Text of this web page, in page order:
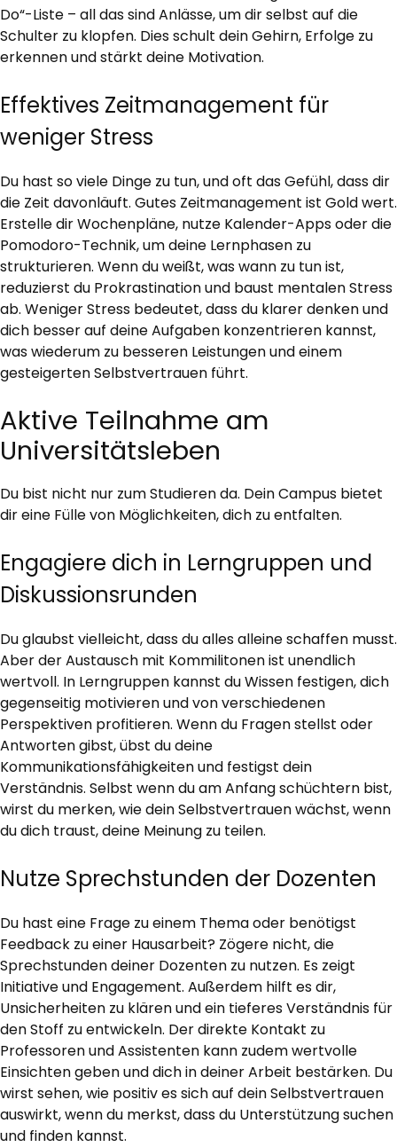
Do“-Liste – all das sind Anlässe, um dir selbst auf die
Schulter zu klopfen. Dies schult dein Gehirn, Erfolge zu
erkennen und stärkt deine Motivation.
Effektives Zeitmanagement für
weniger Stress
Du hast so viele Dinge zu tun, und oft das Gefühl, dass dir
die Zeit davonläuft. Gutes Zeitmanagement ist Gold wert.
Erstelle dir Wochenpläne, nutze Kalender-Apps oder die
Pomodoro-Technik, um deine Lernphasen zu
strukturieren. Wenn du weißt, was wann zu tun ist,
reduzierst du Prokrastination und baust mentalen Stress
ab. Weniger Stress bedeutet, dass du klarer denken und
dich besser auf deine Aufgaben konzentrieren kannst,
was wiederum zu besseren Leistungen und einem
gesteigerten Selbstvertrauen führt.
Aktive Teilnahme am
Universitätsleben
Du bist nicht nur zum Studieren da. Dein Campus bietet
dir eine Fülle von Möglichkeiten, dich zu entfalten.
Engagiere dich in Lerngruppen und
Diskussionsrunden
Du glaubst vielleicht, dass du alles alleine schaffen musst.
Aber der Austausch mit Kommilitonen ist unendlich
wertvoll. In Lerngruppen kannst du Wissen festigen, dich
gegenseitig motivieren und von verschiedenen
Perspektiven profitieren. Wenn du Fragen stellst oder
Antworten gibst, übst du deine
Kommunikationsfähigkeiten und festigst dein
Verständnis. Selbst wenn du am Anfang schüchtern bist,
wirst du merken, wie dein Selbstvertrauen wächst, wenn
du dich traust, deine Meinung zu teilen.
Nutze Sprechstunden der Dozenten
Du hast eine Frage zu einem Thema oder benötigst
Feedback zu einer Hausarbeit? Zögere nicht, die
Sprechstunden deiner Dozenten zu nutzen. Es zeigt
Initiative und Engagement. Außerdem hilft es dir,
Unsicherheiten zu klären und ein tieferes Verständnis für
den Stoff zu entwickeln. Der direkte Kontakt zu
Professoren und Assistenten kann zudem wertvolle
Einsichten geben und dich in deiner Arbeit bestärken. Du
wirst sehen, wie positiv es sich auf dein Selbstvertrauen
auswirkt, wenn du merkst, dass du Unterstützung suchen
und finden kannst.